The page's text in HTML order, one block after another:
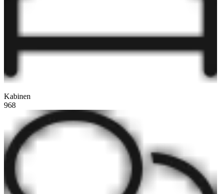
Kabinen
968